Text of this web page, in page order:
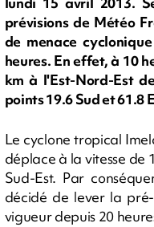
prévisions de Météo
de menace
heures. En effet, à 10
km à l'Est-Nord-Est
points 19.6 Sud et 61.8
Le cyclone tropical
déplace à la vitesse de
Sud-Est. Par
décidé de lever la
vigueur depuis 20